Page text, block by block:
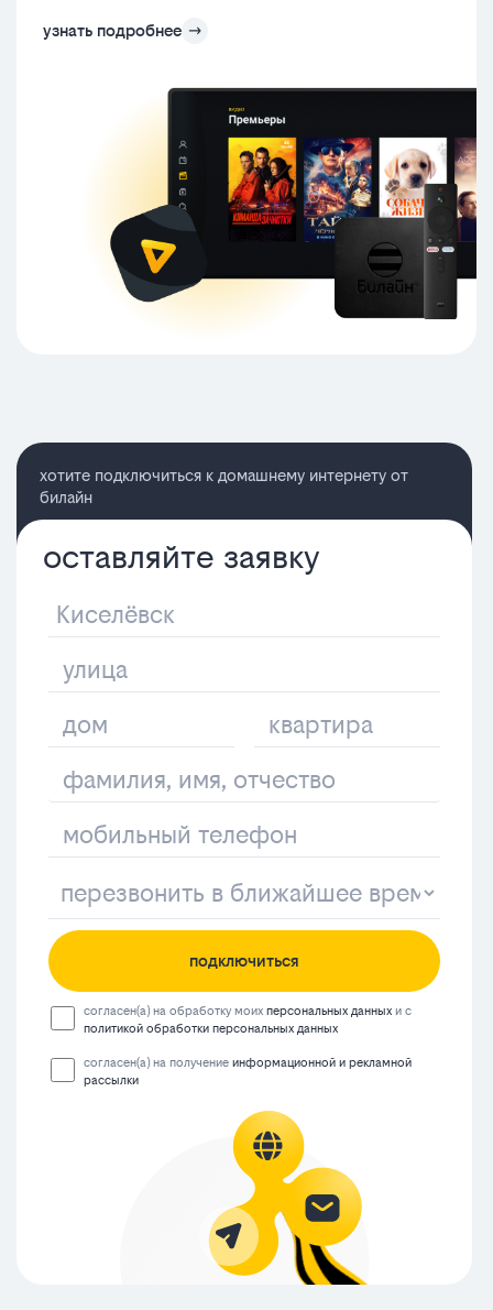
узнать подробнее
хотите подключиться к домашнему интернету от
билайн
оставляйте заявку
подключиться
согласен(а) на обработку моихперсональных данных и с
политикой обработки персональных данных
согласен(а) на получениеинформационной и рекламной
рассылки